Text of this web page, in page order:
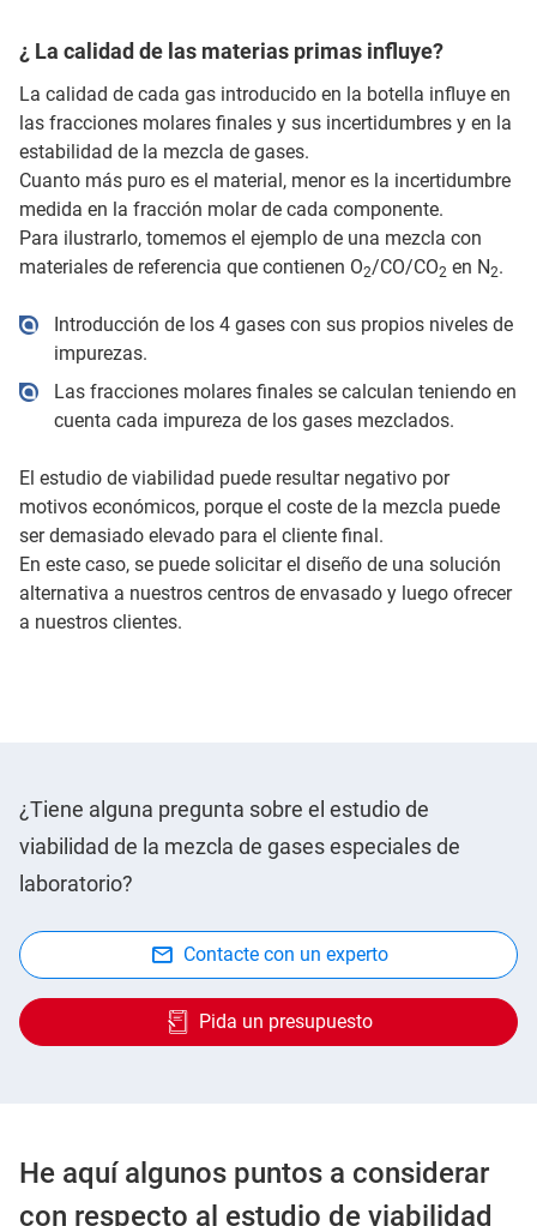
¿ La calidad de las materias primas influye?
La calidad de cada gas introducido en la botella influye en
las fracciones molares finales y sus incertidumbres y en la
estabilidad de la mezcla de gases.
Cuanto más puro es el material, menor es la incertidumbre
medida en la fracción molar de cada componente.
Para ilustrarlo, tomemos el ejemplo de una mezcla con
materiales de referencia que contienen O2/CO/CO2 en N2.
Introducción de los 4 gases con sus propios niveles de
impurezas.
Las fracciones molares finales se calculan teniendo en
cuenta cada impureza de los gases mezclados.
El estudio de viabilidad puede resultar negativo por
motivos económicos, porque el coste de la mezcla puede
ser demasiado elevado para el cliente final.
En este caso, se puede solicitar el diseño de una solución
alternativa a nuestros centros de envasado y luego ofrecer
a nuestros clientes.
¿Tiene alguna pregunta sobre el estudio de
viabilidad de la mezcla de gases especiales de
laboratorio?
Contacte con un experto
Pida un presupuesto
He aquí algunos puntos a considerar
con respecto al estudio de viabilidad